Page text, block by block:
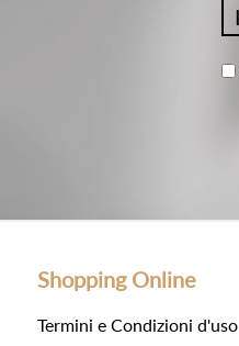
Shopping Online
Termini e Condizioni d'uso